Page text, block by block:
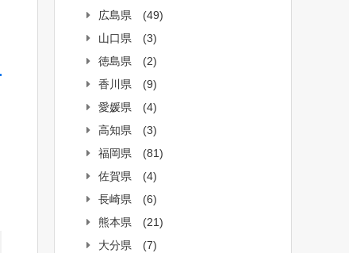
広島県
(49)
山口県
(3)
徳島県
(2)
香川県
(9)
愛媛県
(4)
高知県
(3)
福岡県
(81)
佐賀県
(4)
長崎県
(6)
熊本県
(21)
大分県
(7)